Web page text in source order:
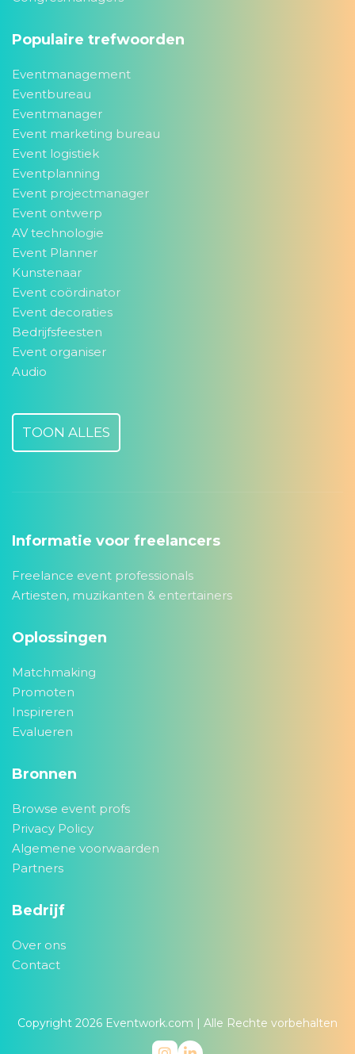
Populaire trefwoorden
Eventmanagement
Eventbureau
Eventmanager
Event marketing bureau
Event logistiek
Eventplanning
Event projectmanager
Event ontwerp
AV technologie
Event Planner
Kunstenaar
Event coördinator
Event decoraties
Bedrijfsfeesten
Event organiser
Audio
TOON ALLES
Informatie voor freelancers
Freelance event professionals
Artiesten, muzikanten & entertainers
Oplossingen
Matchmaking
Promoten
Inspireren
Evalueren
Bronnen
Browse event profs
Privacy Policy
Algemene voorwaarden
Partners
Bedrijf
Over ons
Contact
Copyright 2026 Eventwork.com | Alle Rechte vorbehalten